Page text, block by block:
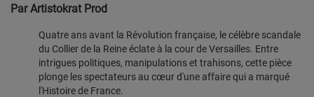
PARTENAIRES
LEURS ACTUS
Par Artistokrat Prod
Quatre ans avant la Révolution française, le célèbre scandale
du Collier de la Reine éclate à la cour de Versailles. Entre
intrigues politiques, manipulations et trahisons, cette pièce
plonge les spectateurs au cœur d'une affaire qui a marqué
l'Histoire de France.